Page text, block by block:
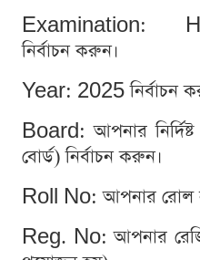
Examination:
নির্বাচন করুন।
Year: 2025 নির্বাচন
Board: আপনার
বোর্ড) নির্বাচন করুন।
Roll No: আপনার রোল
Reg. No: আপনার